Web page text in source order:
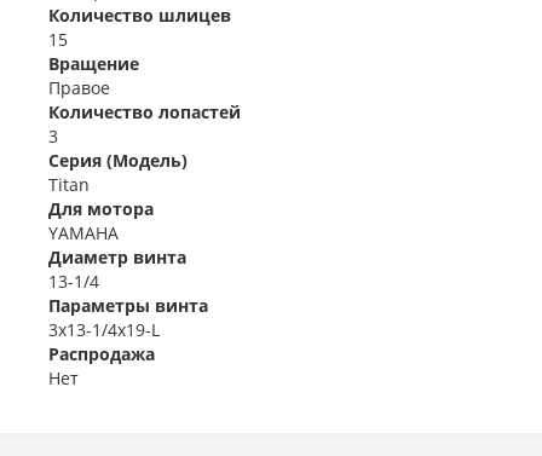
Количество шлицев
15
Вращение
Правое
Количество лопастей
3
Серия (Модель)
Titan
Для мотора
YAMAHA
Диаметр винта
13-1/4
Параметры винта
3x13-1/4x19-L
Распродажа
Нет